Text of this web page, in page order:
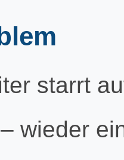
starrt
wieder